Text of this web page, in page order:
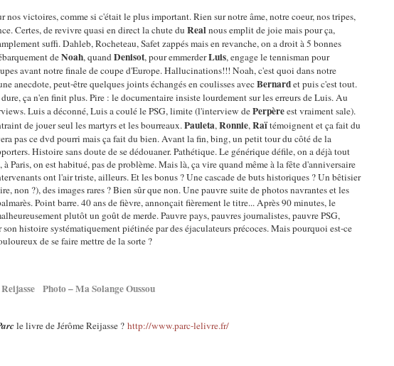
nos victoires, comme si c'était le plus important. Rien sur notre âme, notre coeur, nos tripes,
Certes, de revivre quasi en direct la chute du Realnous emplit de joie mais pour ça,
suffi. Dahleb, Rocheteau, Safet zappés mais en revanche, on a droit à 5 bonnes
deNoah, quandDenisot, pour emmerderLuis, engage le tennisman pour
avant notre finale de coupe d'Europe. Hallucinations!!! Noah, c'est quoi dans notre
anecdote, peut-être quelques joints échangés en coulisses avecBernardet puis c'est tout.
ça n'en finit plus.Pire : le documentaire insiste lourdement sur les erreurs de Luis. Au
Luis a déconné, Luis a coulé le PSG, limite (l'interview dePerpèreest vraiment sale).
de jouer seul les martyrs et les bourreaux.Pauleta,Ronnie,Raïtémoignent et ça fait du
pas ce dvd pourri mais ça fait du bien. Avant la fin, bing, un petit tour du côté de la
Histoire sans doute de se dédouaner. Pathétique. Le générique défile, on a déjà tout
Paris, on est habitué, pas de problème. Mais là, ça vire quand même à la fête d'anniversaire
ont l'air triste, ailleurs. Et les bonus ? Une cascade de buts historiques ? Un bêtisier
non ?), des images rares ? Bien sûr que non. Une pauvre suite de photos navrantes et les
Point barre. 40 ans de fièvre, annonçait fièrement le titre... Après 90 minutes, le
plutôt un goût de merde. Pauvre pays, pauvres journalistes, pauvre PSG,
histoire systématiquement piétinée par des éjaculateurs précoces. Mais pourquoi est-ce
de se faire mettre de la sorte ?
Photo – Ma Solange Oussou
le livre de Jérôme Reijasse ? http://www.parc-lelivre.fr/